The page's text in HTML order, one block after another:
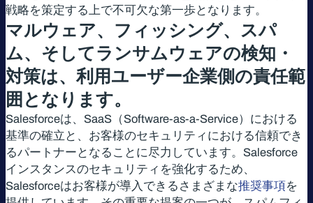
戦略を策定する上で不可欠な第一歩となります。
マルウェア、フィッシング、スパ
ム、そしてランサムウェアの検知・
対策は、利用ユーザー企業側の責任範
囲となります。
Salesforceは、SaaS（Software-as-a-Service）における
基準の確立と、お客様のセキュリティにおける信頼でき
るパートナーとなることに尽力しています。Salesforce
インスタンスのセキュリティを強化するため、
Salesforceはお客様が導入できるさまざまな推奨事項を